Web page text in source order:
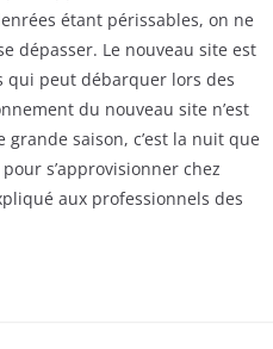
étant périssables, on ne
dépasser. Le nouveau site est
qui peut débarquer lors des
du nouveau site n’est
saison, c’est la nuit que
s’approvisionner chez
aux professionnels des